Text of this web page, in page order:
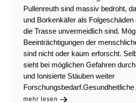
Pullenreuth sind massiv bedroht,
und Borkenkäfer als Folgeschäden
die Trasse unvermeidlich sind.
Beeinträchtigungen der
sind nicht oder kaum erforscht.
sieht bei möglichen Gefahren
und Ionisierte Stäuben weiter
mehr lesen